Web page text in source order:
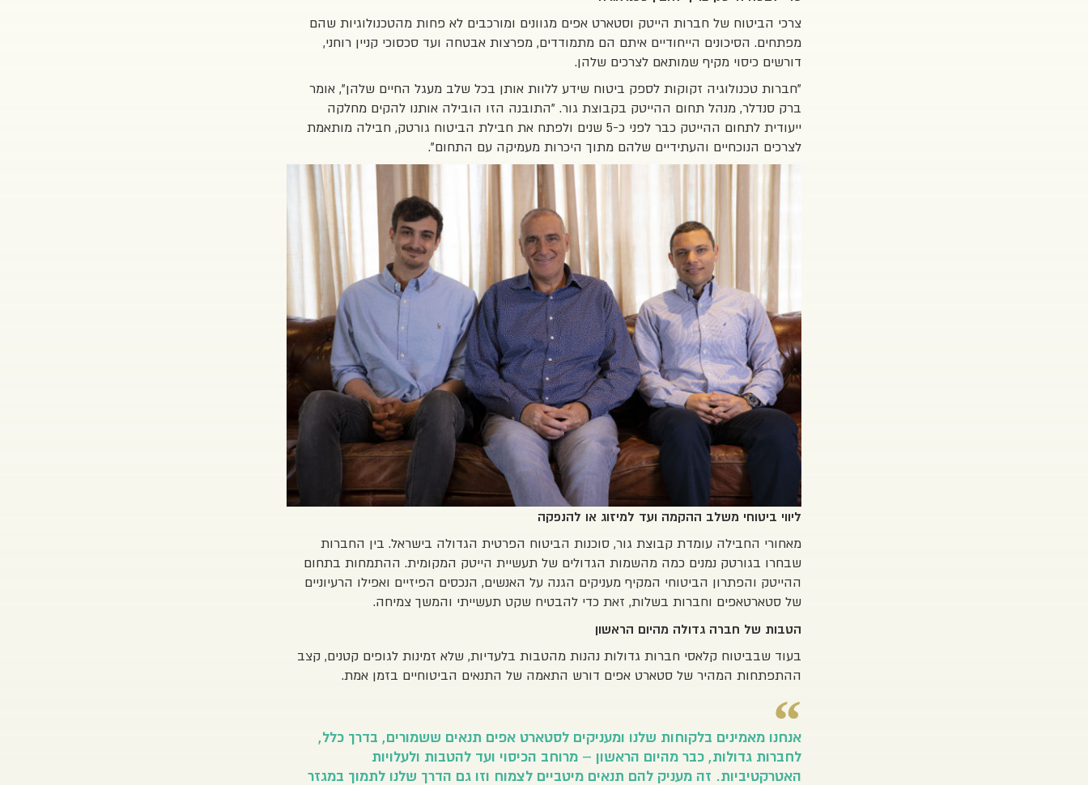
צרכי הביטוח של חברות הייטק וסטארט אפים מגוונים ומורכבים לא פחות מהטכנולוגיות שהם
מפתחים. הסיכונים הייחודיים איתם הם מתמודדים, מפרצות אבטחה ועד סכסוכי קניין רוחני,
דורשים כיסוי מקיף שמותאם לצרכים שלהן.
"חברות טכנולוגיה זקוקות לספק ביטוח שידע ללוות אותן בכל שלב מעגל החיים שלהן", אומר
ברק סנדלר, מנהל תחום ההייטק בקבוצת גור. "התובנה הזו הובילה אותנו להקים מחלקה
ייעודית לתחום ההייטק כבר לפני כ-5 שנים ולפתח א
ת חבילת הביטוח גורטק, חבילה מותאמת
לצרכים הנוכחיים והעתידיים שלהם מתוך היכרות מעמיקה עם התחום".
ליווי ביטוחי משלב ההקמה ועד למיזוג או להנפקה
מאחורי החבילה עומדת קבוצת גור, סוכנות הביטוח הפרטית הגדולה בישראל. בין החברות
שבחרו בגורטק נמנים כמה מהשמות הגדולים של תעשיית הייטק המקומית. ההתמחות בתחום
ההייטק והפתרון הביטוחי המקיף מעניקים הגנה על האנשים, הנכסים הפיזיים ואפילו הרעיוניים
של סטארטאפים וחברות בשלות, זאת כדי להבטיח שקט תעשייתי והמשך צמיחה.
הטבות של חברה גדולה מהיום הראשון
בעוד שבביטוח קלאסי חברות גדולות נהנות מהטבות בלעדיות, שלא זמינות לגופים קטנים, קצב
ההתפתחות המהיר של סטארט אפים דורש התאמה של התנאים הביטוחיים בזמן אמת.
אנחנו מאמינים בלקוחות שלנו ומעניקים לסטארט אפים תנאים ששמורים, בדרך כלל,
לחברות גדולות, כבר מהיום הראשון – מרוחב הכיסוי ועד להטבות ולעלויות
האטרקטיביות. זה מעניק להם תנאים מיטביים לצמוח וזו גם הדרך שלנו לתמוך במגזר